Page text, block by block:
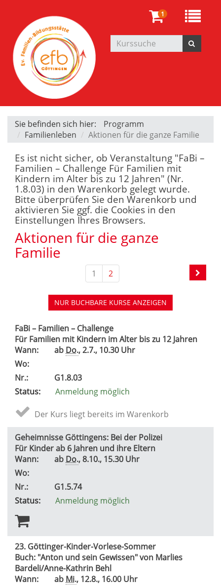
1
Sie befinden sich hier:
Programm
Familienleben
Aktionen für die ganze Familie
Es ist nicht sicher, ob Veranstaltung "FaBi –
Familien – Challenge Für Familien mit
Kindern im Alter bis zu 12 Jahren" (Nr.
1.8.03) in den Warenkorb gelegt wurde.
Bitte überprüfen Sie den Warenkorb und
aktivieren Sie ggf. die Cookies in den
Einstellungen Ihres Browsers.
Aktionen für die ganze
Familie
1 2
NUR BUCHBARE KURSE ANZEIGEN
FaBi – Familien – Challenge
Für Familien mit Kindern im Alter bis zu 12 Jahren
Wann:
ab Do., 2.7., 10.30 Uhr
Wo:
Nr.:
G1.8.03
Status:
Anmeldung möglich
Der Kurs liegt bereits im Warenkorb
Geheimnisse Göttingens: Bei der Polizei
Für Kinder ab 6 Jahren und ihre Eltern
Wann:
ab Do., 8.10., 15.30 Uhr
Wo:
Nr.:
G1.5.74
Status:
Anmeldung möglich
23. Göttinger-Kinder-Vorlese-Sommer
Buch: "Anton und sein Gewissen" von Marlies
Bardeli/Anne-Kathrin Behl
Wann:
ab Mi., 12.8., 16.00 Uhr